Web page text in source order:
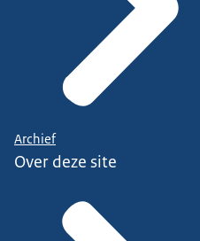
Archief
Over deze site